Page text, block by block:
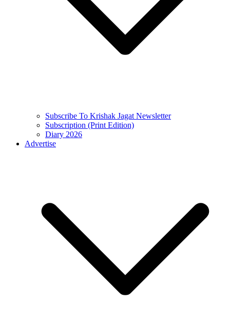
Subscribe To Krishak Jagat Newsletter
Subscription (Print Edition)
Diary 2026
Advertise